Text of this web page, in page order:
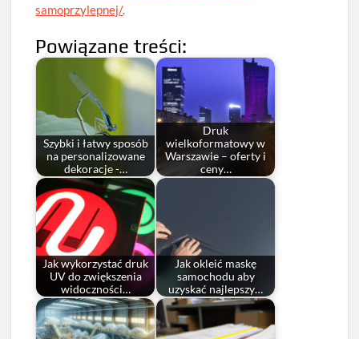
samoprzylepnej/.
Powiązane treści:
Szybki i łatwy sposób
na personalizowane
dekoracje -…
Druk
wielkoformatowy w
Warszawie – oferty i
ceny…
Jak wykorzystać druk
UV do zwiększenia
widoczności…
Jak okleić maskę
samochodu aby
uzyskać najlepszy…